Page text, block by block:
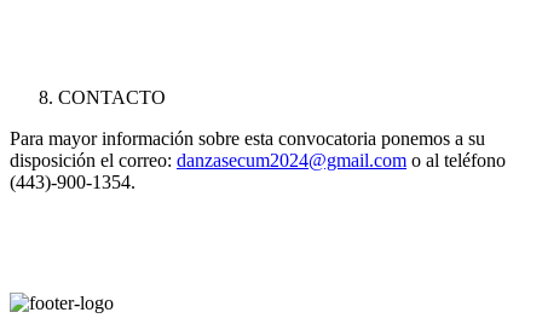
CONTACTO
Para mayor información sobre esta convocatoria ponemos a su
disposición el correo: danzasecum2024@gmail.com o al teléfono
(443)-900-1354.